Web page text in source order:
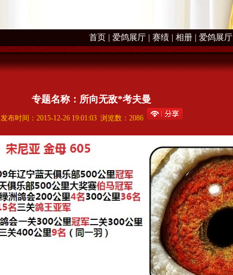
首页 爱鸽展厅 赛绩 相册 爱鸽展厅
专题名称：所向无敌*考夫曼
发布时间：2015-12-26 19:01:03 浏览数：2086